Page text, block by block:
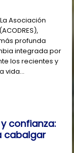
Asociación
profunda
integrada por
los recientes y
vida…
confianza:
cabalgar